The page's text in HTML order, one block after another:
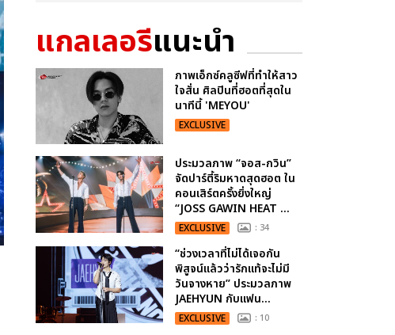
แกลเลอรีแนะนำ
ภาพเอ็กซ์คลูซีฟที่ทำให้สาว
ใจสั่น ศิลปินที่ฮอตที่สุดใน
นาทีนี้ 'MEYOU'
EXCLUSIVE
ประมวลภาพ “จอส-กวิน”
จัดปาร์ตี้ริมหาดสุดฮอต ใน
คอนเสิร์ตครั้งยิ่งใหญ่
“JOSS GAWIN HEAT ...
EXCLUSIVE : 34
“ช่วงเวลาที่ไม่ได้เจอกัน
พิสูจน์แล้วว่ารักแท้จะไม่มี
วันจางหาย” ประมวลภาพ
JAEHYUN กับแฟน...
EXCLUSIVE : 10